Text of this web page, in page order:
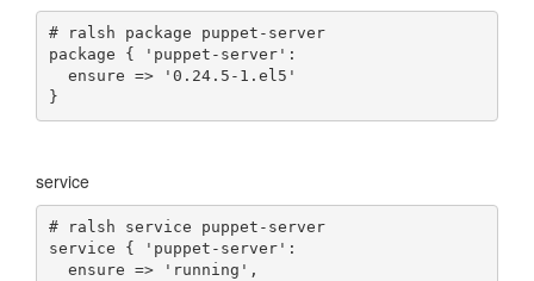
# ralsh package puppet-server
package { 'puppet-server':
  ensure => '0.24.5-1.el5'
service
# ralsh service puppet-server
service { 'puppet-server':
  ensure => 'running',